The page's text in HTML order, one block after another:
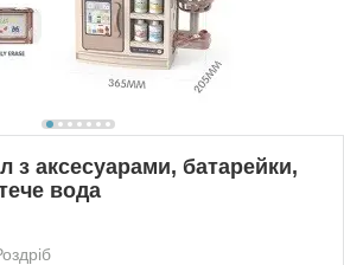
з аксесуарами, батарейки,
вода